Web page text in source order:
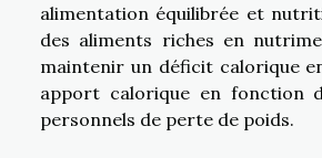
alimentation équilibrée et
des aliments riches en
maintenir un déficit calorique
apport calorique en fonction
personnels de perte de poids.